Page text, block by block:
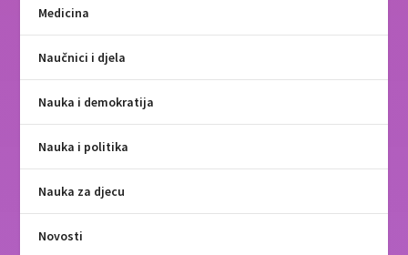
Medicina
Naučnici i djela
Nauka i demokratija
Nauka i politika
Nauka za djecu
Novosti